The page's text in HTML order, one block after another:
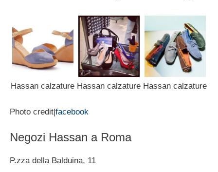
Hassan calzature Hassan calzature Hassan calzature
Photo credit|facebook
Negozi Hassan a Roma
P.zza della Balduina, 11